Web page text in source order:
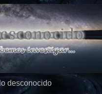
desconocido